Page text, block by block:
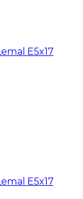
E5x17
E5x17